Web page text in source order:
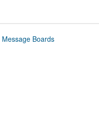
Message Boards